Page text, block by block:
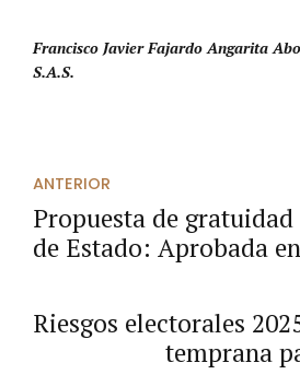
Francisco Javier Fajardo Angarita
S.A.S.
ANTERIOR
Propuesta de gratuidad
de Estado: Aprobada
Riesgos electorales
temprana